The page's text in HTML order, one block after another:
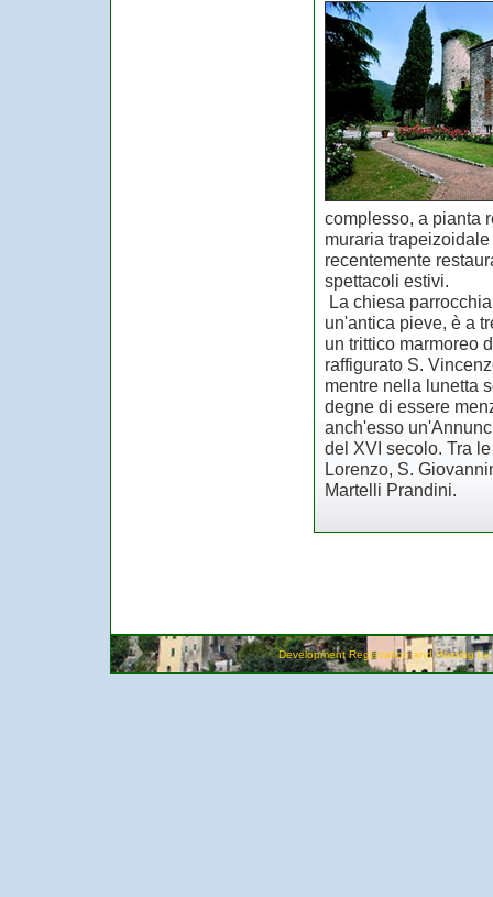
complesso, a pianta
muraria
recentemente
spettacoli estivi.
La chiesa
un'antica pieve, è a
un trittico marmoreo
raffigurato S.
mentre nella lunetta
degne di essere
anch'esso
del XVI secolo. Tra
Lorenzo, S.
Martelli Prandini.
Development Registration and Hosting by